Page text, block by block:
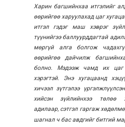
Харин багшийнхаа итгэлийг
өөрийгөө харуулахад цаг
итгэл гэдэг маш хэврэг
түүнийгээ баллуурддагтай
мөргүй алга болгож
өөрийгөө дайчилж
болно. Мэдээж чамд их цаг
хэрэгтэй. Энэ хугацаанд
хичээл зүтгэлээ
хийсэн зүйлийнхээ төлөө
адилаар, сэтгэл гаргаж
шагнал ч бас авдгийг битгий